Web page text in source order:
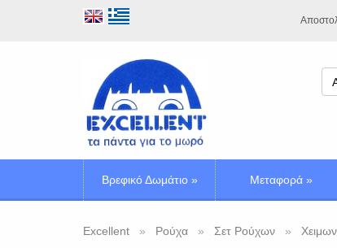
Βρεφικό Δωμάτιο» Μεταφορά »
Excellent Ρούχα Σετ Ρούχων